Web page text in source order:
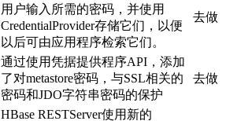
用户输入所需的密码，并使用
CredentialProvider存储它们，以便
以后可由应用程序检索它们。
去做
通过使用凭据提供程序API，添加
了对metastore密码，与SSL相关的
密码和JDO字符串密码的保护
去做
HBase RESTServer使用新的